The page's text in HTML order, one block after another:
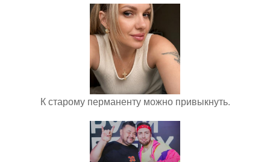
К старому перманенту можно привыкнуть.